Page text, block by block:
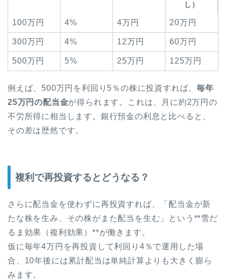
し）
100万円 4% 4万円 20万円
300万円 4% 12万円 60万円
500万円 5% 25万円 125万円
例えば、500万円を利回り5％の株に投資すれば、毎年
25万円の配当金が得られます。これは、月に約2万円の
不労所得に相当します。銀行預金の利息と比べると、
その差は歴然です。
複利で再投資するとどうなる？
さらに配当金を使わずに再投資すれば、「配当金が新
たな株を生み、その株がまた配当を生む」という**雪だ
るま効果（複利効果）**が働きます。
仮に毎年4万円を再投資して利回り4％で運用した場
合、10年後には累計配当は単純計算よりも大きく膨ら
みます。